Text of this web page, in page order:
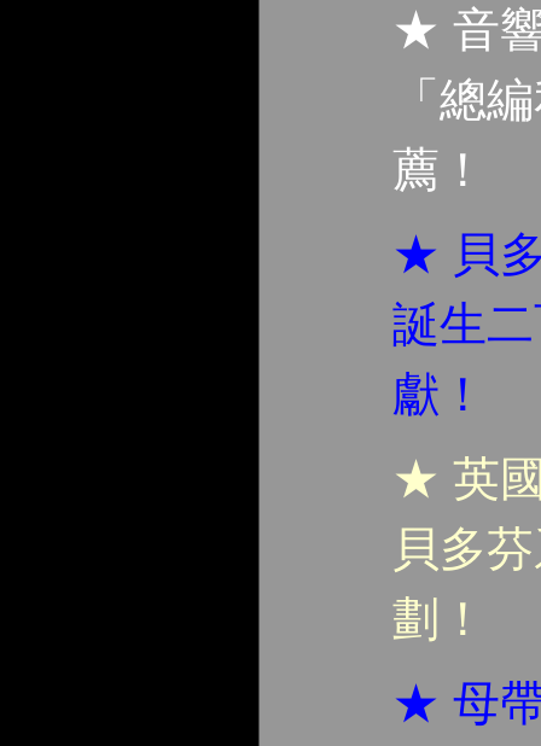
★ 音
「總
薦！
★ 貝
誕生
獻！
★ 英
貝多
劃！
★ 母